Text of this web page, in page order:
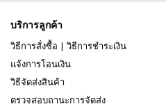
บริการลูกค้า
วิธีการสั่งซื้อ | วิธีการชำระเงิน
แจ้งการโอนเงิน
วิธีจัดส่งสินค้า
ตรวจสอบถานะการจัดส่ง